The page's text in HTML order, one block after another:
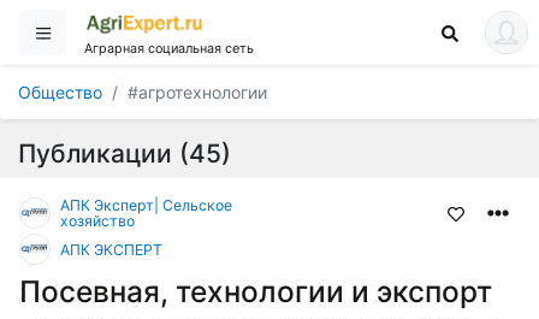
Аграрная социальная сеть
Общество #агротехнологии
Публикации (45)
АПК Эксперт| Сельское
хозяйство
АПК ЭКСПЕРТ
Посевная, технологии и экспорт